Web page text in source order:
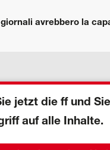
avrebbero la
jetzt die ff und
auf alle Inhalte.